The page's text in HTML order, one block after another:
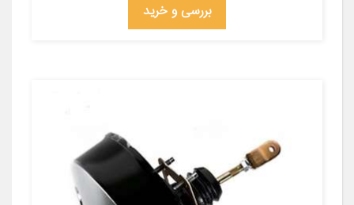
بررسی و خرید